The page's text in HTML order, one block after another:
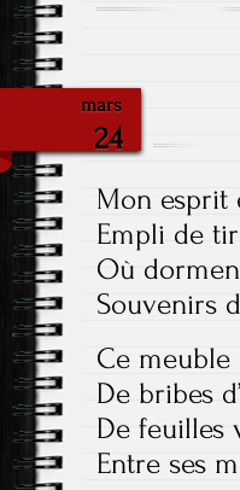
mars
24
Mon esprit
Empli de
Où
Souvenirs
Ce
De bribes
De feuilles
Entre ses